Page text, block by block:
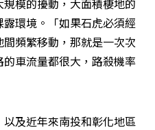
環境。「如果石虎必須經
頻繁移動，那就是一次次
車流量都很大，路殺機率
及近年來南投和彰化地區